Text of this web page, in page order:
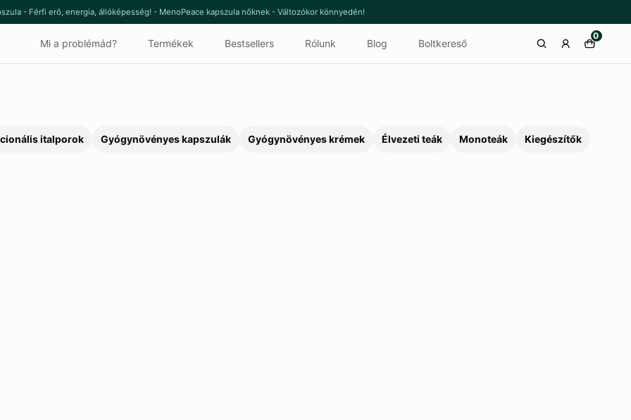
- Férfi erő, energia, állóképesség! - MenoPeace kapszula nőknek - Változókor könnyedén!
Mi a problémád? Termékek Bestsellers Rólunk Blog Boltkereső
0
italporok Gyógynövényes kapszulák Gyógynövényes krémek Élvezeti teák Monoteák Kiegészítők